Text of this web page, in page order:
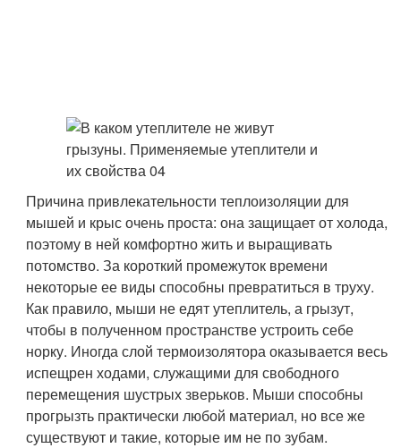
Причина привлекательности теплоизоляции для
мышей и крыс очень проста: она защищает от холода,
поэтому в ней комфортно жить и выращивать
потомство. За короткий промежуток времени
некоторые ее виды способны превратиться в труху.
Как правило, мыши не едят утеплитель, а грызут,
чтобы в полученном пространстве устроить себе
норку. Иногда слой термоизолятора оказывается весь
испещрен ходами, служащими для свободного
перемещения шустрых зверьков. Мыши способны
прогрызть практически любой материал, но все же
существуют и такие, которые им не по зубам.